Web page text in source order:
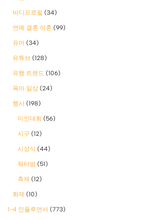
바디프로필 (34)
연예 결혼 이혼 (99)
유머 (34)
유튜브 (128)
유행 트렌드 (106)
육아 일상 (24)
행사 (198)
미인대회 (56)
시구 (12)
시상식 (44)
워터밤 (51)
축제 (12)
화제 (10)
1-4 인플루언서 (773)